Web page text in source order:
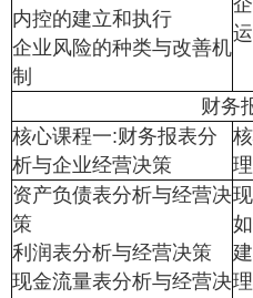
内控的建立和执行
企业风险的种类与改善机
制
财务报表分析
核心课程一:财务报表分
析与企业经营决策
理
资产负债表分析与经营决
策
利润表分析与经营决策
现金流量表分析与经营决